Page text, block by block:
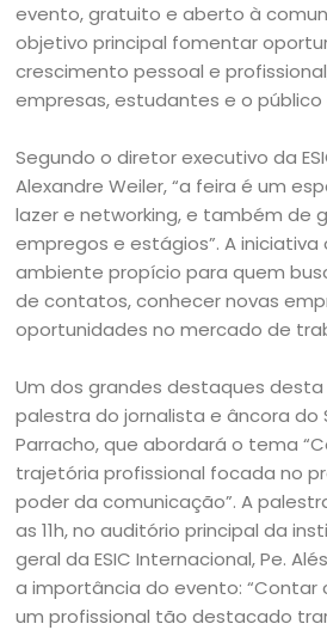
evento, gratuito e aberto à
objetivo principal fomentar
crescimento pessoal e
empresas, estudantes e o público
Segundo o diretor executivo da
Alexandre Weiler, “a feira é um
lazer e networking, e também de
empregos e estágios”. A
ambiente propício para quem
de contatos, conhecer novas
oportunidades no mercado de
Um dos grandes destaques
palestra do jornalista e âncora do
Parracho, que abordará o tema
trajetória profissional focada no
poder da comunicação”. A
as 11h, no auditório principal da
geral da ESIC Internacional, Pe.
a importância do evento: “Contar
um profissional tão destacado